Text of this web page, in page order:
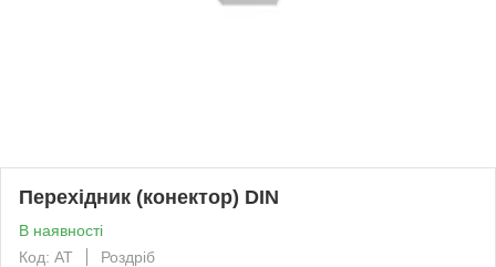
Перехідник (конектор) DIN
В наявності
Код: AT
Роздріб